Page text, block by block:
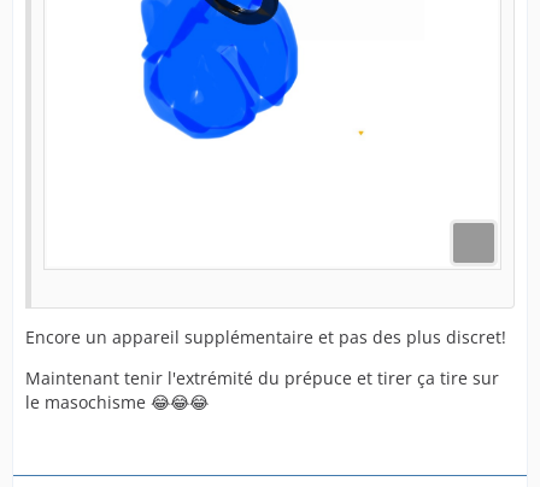
Encore un appareil supplémentaire et pas des plus discret!
Maintenant tenir l'extrémité du prépuce et tirer ça tire sur
le masochisme 😂😂😂